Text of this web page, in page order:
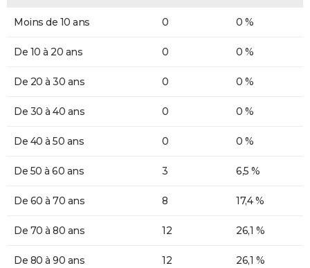
Moins de 10 ans 0 0 %
De 10 à 20 ans 0 0 %
De 20 à 30 ans 0 0 %
De 30 à 40 ans 0 0 %
De 40 à 50 ans 0 0 %
De 50 à 60 ans 3 6,5 %
De 60 à 70 ans 8 17,4 %
De 70 à 80 ans 12 26,1 %
De 80 à 90 ans 12 26,1 %